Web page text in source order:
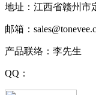
地址：江西省赣州市
邮箱：
产品联络：李先生
QQ：